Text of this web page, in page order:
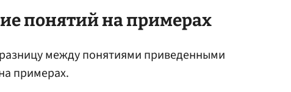
понятий на примерах
разницу между понятиями приведенными
примерах.